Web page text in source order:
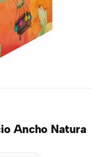
Ancho Natura